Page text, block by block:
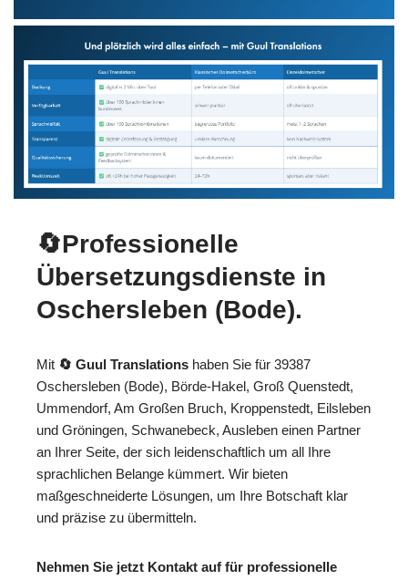
🔄Professionelle
Übersetzungsdienste in
Oschersleben (Bode).
Mit 🔄 Guul Translations haben Sie für 39387
Oschersleben (Bode), Börde-Hakel, Groß Quenstedt,
Ummendorf, Am Großen Bruch, Kroppenstedt, Eilsleben
und Gröningen, Schwanebeck, Ausleben einen Partner
an Ihrer Seite, der sich leidenschaftlich um all Ihre
sprachlichen Belange kümmert. Wir bieten
maßgeschneiderte Lösungen, um Ihre Botschaft klar
und präzise zu übermitteln.
Nehmen Sie jetzt Kontakt auf für professionelle